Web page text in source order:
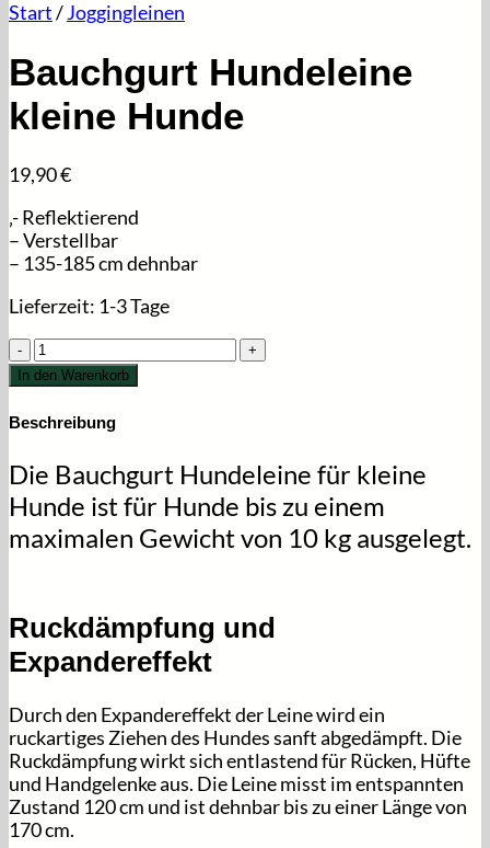
Start/Joggingleinen
Bauchgurt Hundeleine
kleine Hunde
19,90€
‚- Reflektierend
– Verstellbar
– 135-185 cm dehnbar
Lieferzeit: 1-3 Tage
Bauchgurt
Hundeleine
kleine
Hunde
In den Warenkorb
Beschreibung
Die Bauchgurt Hundeleine für kleine
Hunde ist für Hunde bis zu einem
maximalen Gewicht von 10 kg ausgelegt.
Ruckdämpfung und
Expandereffekt
Durch den Expandereffekt der Leine wird ein
ruckartiges Ziehen des Hundes sanft abgedämpft. Die
Ruckdämpfung wirkt sich entlastend für Rücken, Hüfte
und Handgelenke aus. Die Leine misst im entspannten
Zustand 120 cm und ist dehnbar bis zu einer Länge von
170 cm.